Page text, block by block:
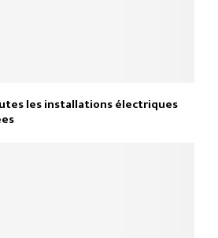
les installations électriques